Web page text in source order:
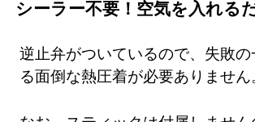
シーラー不要！空気を入れる
逆止弁がついているので、失敗
る面倒な熱圧着が必要ありません